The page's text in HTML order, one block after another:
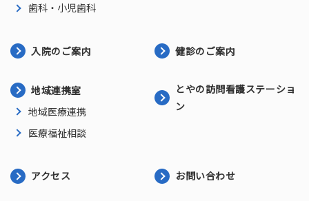
歯科・小児歯科
入院のご案内 健診のご案内
地域連携室
地域医療連携
医療福祉相談
とやの訪問看護ステーショ
ン
アクセス お問い合わせ